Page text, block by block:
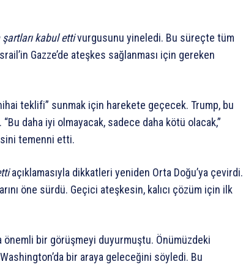
kabul ettivurgusunu yineledi. Bu süreçte tüm
Gazze’de ateşkes sağlanması için gereken
teklifi” sunmak için harekete geçecek. Trump, bu
daha iyi olmayacak, sadece daha kötü olacak,”
temenni etti.
açıklamasıyla dikkatleri yeniden Orta Doğu’ya çevirdi.
öne sürdü. Geçici ateşkesin, kalıcı çözüm için ilk
önemli bir görüşmeyi duyurmuştu. Önümüzdeki
bir araya geleceğini söyledi. Bu